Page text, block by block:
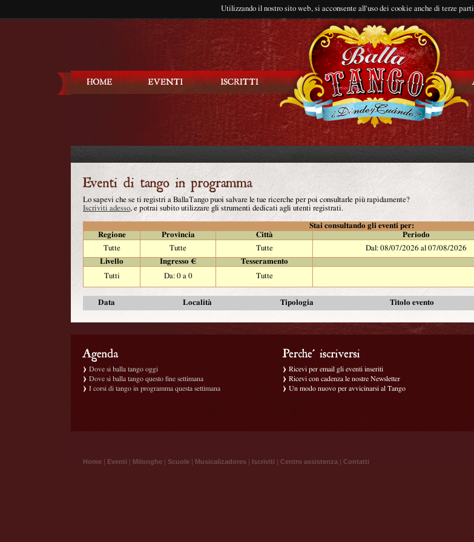
Utilizzando il nostro sito web, si acconsente all'uso dei cookie anche di terze parti
Lo sapevi che se ti registri a BallaTango puoi salvare le tue ricerche per poi consultarle più rapidamente?
Iscriviti adesso, e potrai subito utilizzare gli strumenti dedicati agli utenti registrati.
Stai consultando gli eventi per:
Regione
Provincia Città Periodo
Tutte
Tutte Tutte Dal: 08/07/2026 al 07/08/2026
Livello
Ingresso €
Tesseramento
Tutti
Da: 0 a 0 Tutte
Data Località Tipologia Titolo evento
Dove si balla tango oggi
Dove si balla tango questo fine settimana
I corsi di tango in programma questa settimana
Ricevi per email gli eventi inseriti
Ricevi con cadenza le nostre Newsletter
Un modo nuovo per avvicinarsi al Tango
Home | Eventi | Milonghe | Scuole | Musicalizadores | Iscriviti | Centro assistenza | Contatti